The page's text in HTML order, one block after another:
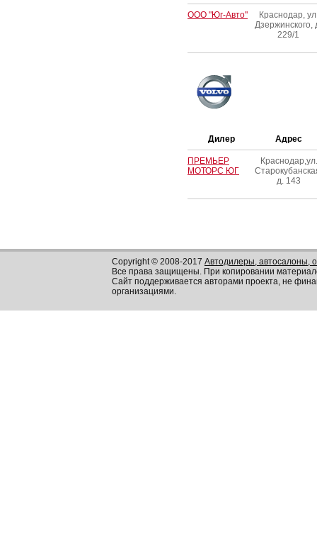
ООО "Юг-Авто"
Краснодар,
Дзержинского,
229/1
Дилер Адрес
ПРЕМЬЕР
МОТОРС ЮГ
Краснодар,ул.
д. 143
Copyright © 2008-2017 Автодилеры, автосалоны,
Все права защищены. При копировании
Сайт поддерживается авторами проекта, не
организациями.